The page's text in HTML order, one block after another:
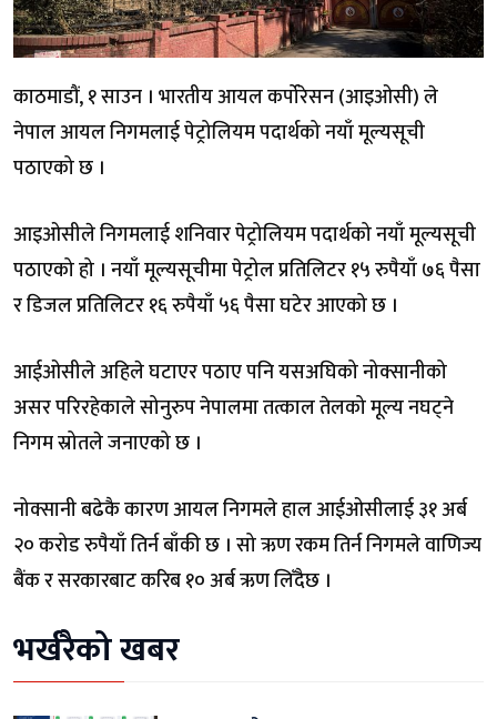
काठमाडौं, १ साउन । भारतीय आयल कर्पोरेसन (आइओसी) ले
नेपाल आयल निगमलाई पेट्रोलियम पदार्थको नयाँ मूल्यसूची
पठाएको छ ।
आइओसीले निगमलाई शनिवार पेट्रोलियम पदार्थको नयाँ मूल्यसूची
पठाएको हो । नयाँ मूल्यसूचीमा पेट्रोल प्रतिलिटर १५ रुपैयाँ ७६ पैसा
र डिजल प्रतिलिटर १६ रुपैयाँ ५६ पैसा घटेर आएको छ ।
आईओसीले अहिले घटाएर पठाए पनि यसअघिको नोक्सानीको
असर परिरहेकाले सोनुरुप नेपालमा तत्काल तेलको मूल्य नघट्ने
निगम स्रोतले जनाएको छ ।
नोक्सानी बढेकै कारण आयल निगमले हाल आईओसीलाई ३१ अर्ब
२० करोड रुपैयाँ तिर्न बाँकी छ । सो ऋण रकम तिर्न निगमले वाणिज्य
बैंक र सरकारबाट करिब १० अर्ब ऋण लिँदैछ ।
भर्खरैको खबर